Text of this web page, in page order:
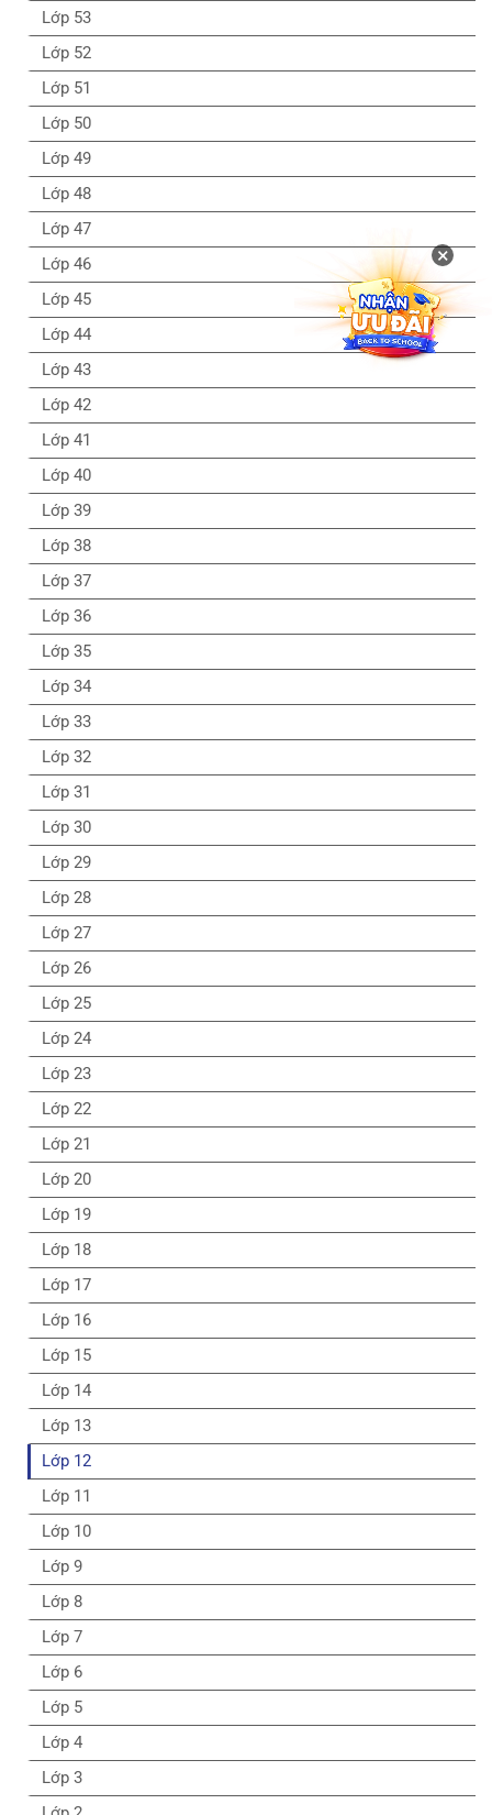
Lớp 53
Lớp 52
Lớp 51
Lớp 50
Lớp 49
Lớp 48
Lớp 47
Lớp 46
Lớp 45
Lớp 44
Lớp 43
Lớp 42
Lớp 41
Lớp 40
Lớp 39
Lớp 38
Lớp 37
Lớp 36
Lớp 35
Lớp 34
Lớp 33
Lớp 32
Lớp 31
Lớp 30
Lớp 29
Lớp 28
Lớp 27
Lớp 26
Lớp 25
Lớp 24
Lớp 23
Lớp 22
Lớp 21
Lớp 20
Lớp 19
Lớp 18
Lớp 17
Lớp 16
Lớp 15
Lớp 14
Lớp 13
Lớp 12
Lớp 11
Lớp 10
Lớp 9
Lớp 8
Lớp 7
Lớp 6
Lớp 5
Lớp 4
Lớp 3
×